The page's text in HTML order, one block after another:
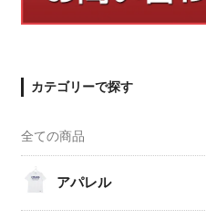
カテゴリーで探す
全ての商品
アパレル